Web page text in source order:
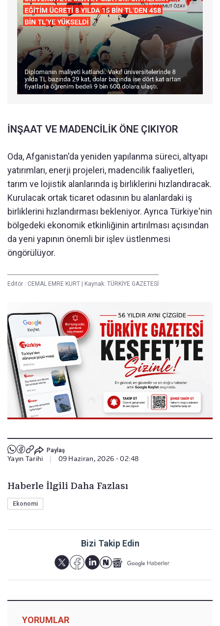
İNŞAAT VE MADENCİLİK ÖNE ÇIKIYOR
Oda, Afganistan'da yeniden yapılanma süreci, altyapı
yatırımları, enerji projeleri, madencilik faaliyetleri,
tarım ve lojistik alanlarında iş birliklerini hızlandıracak.
Kurulacak ortak ticaret odasının bu alanlardaki iş
birliklerini hızlandırması bekleniyor. Ayrıca Türkiye'nin
bölgedeki ekonomik etkinliğinin artırılması açısından
da yeni yapının önemli bir işlev üstlenmesi
öngörülüyor.
Editör : CEMAL EMRE KURT | Kaynak: TÜRKİYE GAZETESİ
Paylaş
Yayın Tarihi 09 Haziran, 2026 - 02:48
Haberle İlgili Daha Fazlası
Ekonomi
Bizi Takip Edin
YORUMLAR